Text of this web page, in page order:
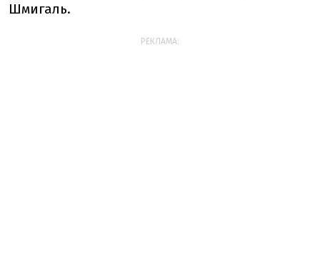
Шмигаль.
РЕКЛАМА: